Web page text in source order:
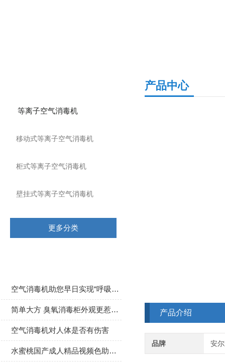
等离子空气消毒机
移动式等离子空气消毒机
柜式等离子空气消毒机
壁挂式等离子空气消毒机
更多分类
空气消毒机助您早日实现“呼吸自由”
简单大方 臭氧消毒柜外观更惹人关注
空气消毒机对人体是否有伤害
水蜜桃国产成人精品视频色助力各地医院疫情防护
产品中心
产品介绍
品牌 安